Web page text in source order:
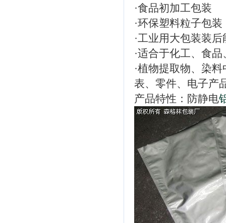
·食品初加工包装
·环保塑料粒子包装
·工业用大包装装
·适合于化工、食
·植物提取物、染
表、零件、电子产
产品特性：防静电